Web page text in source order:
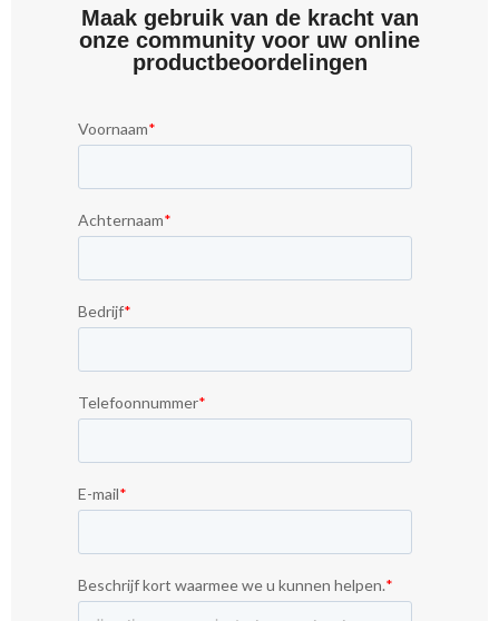
Maak gebruik van de kracht van
onze community voor uw online
productbeoordelingen